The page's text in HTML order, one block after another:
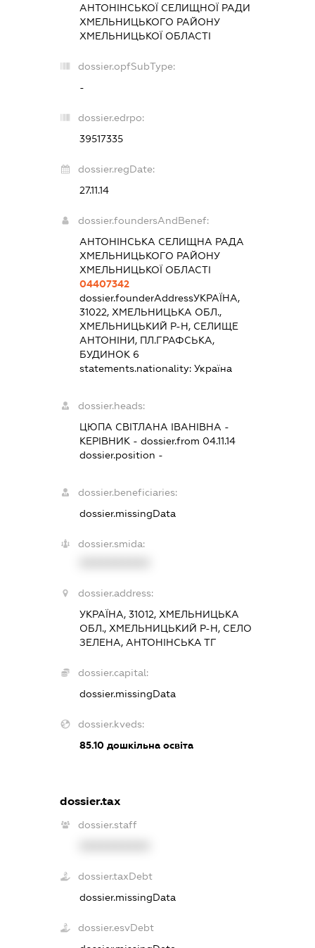
АНТОНІНСЬКОЇ СЕЛИЩНОЇ РАДИ
ХМЕЛЬНИЦЬКОГО РАЙОНУ
ХМЕЛЬНИЦЬКОЇ ОБЛАСТІ
dossier.opfSubType:
-
dossier.edrpo:
39517335
dossier.regDate:
27.11.14
dossier.foundersAndBenef:
АНТОНІНСЬКА СЕЛИЩНА РАДА
ХМЕЛЬНИЦЬКОГО РАЙОНУ
ХМЕЛЬНИЦЬКОЇ ОБЛАСТІ
04407342
dossier.founderAddressУКРАЇНА,
31022, ХМЕЛЬНИЦЬКА ОБЛ.,
ХМЕЛЬНИЦЬКИЙ Р-Н, СЕЛИЩЕ
АНТОНІНИ, ПЛ.ГРАФСЬКА,
БУДИНОК 6
statements.nationality:Україна
dossier.heads:
ЦЮПА СВІТЛАНА ІВАНІВНА -
КЕРІВНИК - dossier.from 04.11.14
dossier.position -
dossier.beneficiaries:
dossier.missingData
dossier.smida:
dossier.address:
УКРАЇНА, 31012, ХМЕЛЬНИЦЬКА
ОБЛ., ХМЕЛЬНИЦЬКИЙ Р-Н, СЕЛО
ЗЕЛЕНА, АНТОНІНСЬКА ТГ
dossier.capital:
dossier.missingData
dossier.kveds:
85.10 дошкільна освіта
dossier.tax
dossier.staff
dossier.taxDebt
dossier.missingData
dossier.esvDebt